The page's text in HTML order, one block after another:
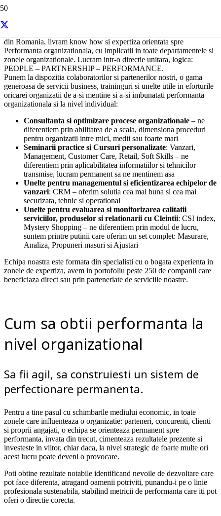
din Romania, livram know how si expertiza orientata spre
Performanta organizationala, cu implicatii in toate departamentele si
zonele organizationale. Lucram intr-o directie unitara, logica:
PEOPLE – PARTNERSHIP – PERFORMANCE.
Punem la dispozitia colaboratorilor si partenerilor nostri, o gama
generoasa de servicii business, traininguri si unelte utile in eforturile
oricarei organizatii de a-si mentine si a-si imbunatati performanta
organizationala si la nivel individual:
Consultanta si optimizare procese organizationale – ne
diferentiem prin abilitatea de a scala, dimensiona proceduri
pentru organizatii intre mici, medii sau foarte mari
Seminarii practice si Cursuri personalizate: Vanzari,
Management, Customer Care, Retail, Soft Skills – ne
diferentiem prin aplicabilitatea informatiilor si tehnicilor
transmise, lucram permanent sa ne mentinem asa
Unelte pentru managementul si eficientizarea echipelor de
vanzari: CRM – oferim solutia cea mai buna si cea mai
securizata, tehnic si operational
Unelte pentru evaluarea si monitorizarea calitatii
serviciilor, produselor si relationarii cu Cleintii: CSI index,
Mystery Shopping – ne diferentiem prin modul de lucru,
suntem printre putinii care oferim un set complet: Masurare,
Analiza, Propuneri masuri si Ajustari
Echipa noastra este formata din specialisti cu o bogata experienta in
zonele de expertiza, avem in portofoliu peste 250 de companii care
beneficiaza direct sau prin parteneriate de serviciile noastre.
Cum sa obtii performanta la
nivel organizational
Sa fii agil, sa construiesti un sistem de
perfectionare permanenta.
Pentru a tine pasul cu schimbarile mediului economic, in toate
zonele care influenteaza o organizatie: parteneri, concurenti, clienti
si proprii angajati, o echipa se orienteaza permanent spre
performanta, invata din trecut, cimenteaza rezultatele prezente si
investeste in viitor, chiar daca, la nivel strategic de foarte multe ori
acest lucru poate deveni o provocare.
Poti obtine rezultate notabile identificand nevoile de dezvoltare care
pot face diferenta, atragand oamenii potriviti, punandu-i pe o linie
profesionala sustenabila, stabilind metricii de performanta care iti pot
oferi o directie corecta.